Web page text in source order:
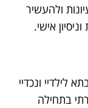
ולהעשיר
אישי.
לילדיי ונכדיי
בתחילה